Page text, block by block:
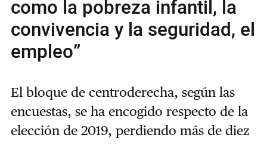
como la pobreza infantil, la
convivencia y la seguridad, el
empleo”
El bloque de centroderecha, según las
encuestas, se ha encogido respecto de la
elección de 2019, perdiendo más de diez